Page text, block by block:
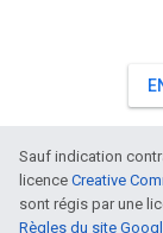
Sauf indication
licence Creative
sont régis par une
Règles du site